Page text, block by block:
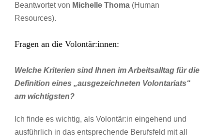
Beantwortet von Michelle Thoma (Human
Resources).
Fragen an die Volontär:innen:
Welche Kriterien sind Ihnen im Arbeitsalltag für die
Definition eines „ausgezeichneten Volontariats“
am wichtigsten?
Ich finde es wichtig, als Volontär:in eingehend und
ausführlich in das entsprechende Berufsfeld mit all